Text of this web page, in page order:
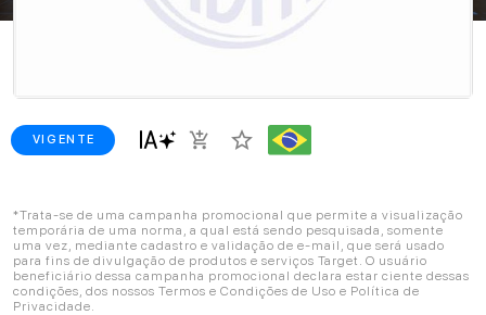
VIGENTE add_shopping_cart star_border
*Trata-se de uma campanha promocional que permite a visualização
temporária de uma norma, a qual está sendo pesquisada, somente
uma vez, mediante cadastro e validação de e-mail, que será usado
para fins de divulgação de produtos e serviços Target. O usuário
beneficiário dessa campanha promocional declara estar ciente dessas
condições, dos nossos Termos e Condições de Uso e Política de
Privacidade.